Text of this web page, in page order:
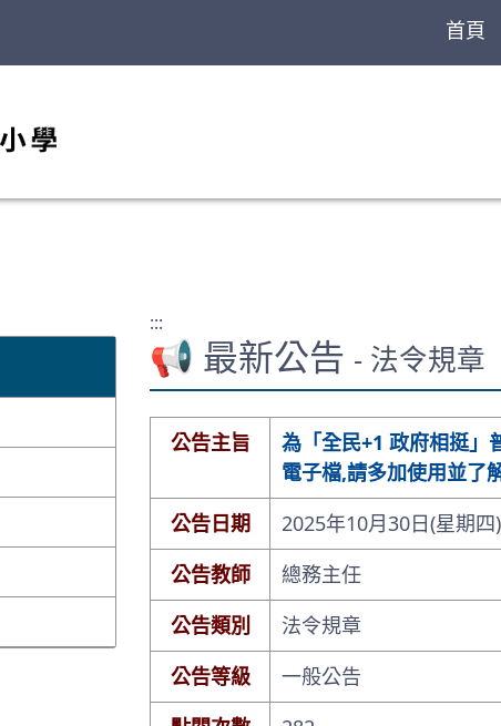
首頁
:::
📢 最新公告 - 法令規章
公告主旨
為「全民+1 政府相挺」
電子檔,請多加使用並了
公告日期
2025年10月30日(星期四)
公告教師
總務主任
公告類別
法令規章
公告等級
一般公告